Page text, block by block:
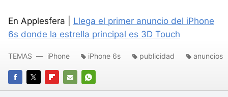
En Applesfera | Llega el primer anuncio del iPhone
6s donde la estrella principal es 3D Touch
FACEBOOK
TWITTERFLIPBOARD
E-
WHATSAPP
TEMAS iPhone iPhone 6s publicidad anuncios